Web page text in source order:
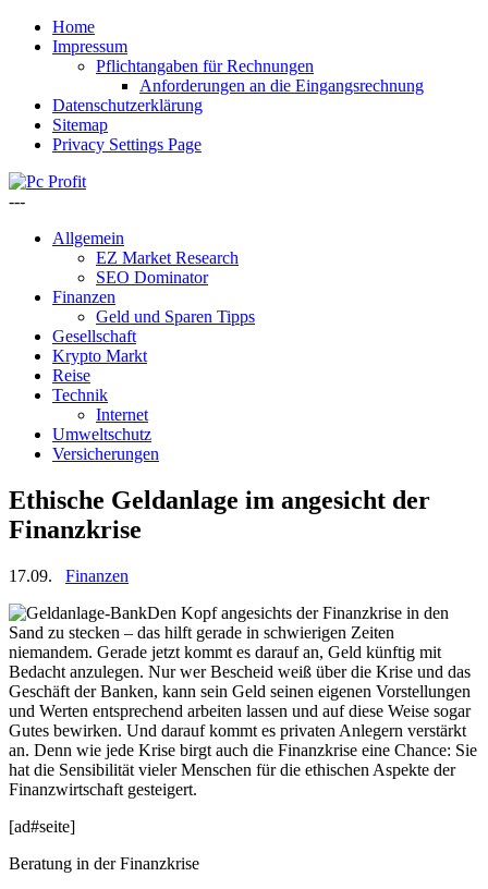
Home
Impressum
Pflichtangaben für Rechnungen
Anforderungen an die Eingangsrechnung
Datenschutzerklärung
Sitemap
Privacy Settings Page
---
Allgemein
EZ Market Research
SEO Dominator
Finanzen
Geld und Sparen Tipps
Gesellschaft
Krypto Markt
Reise
Technik
Internet
Umweltschutz
Versicherungen
Ethische Geldanlage im angesicht der
Finanzkrise
17.09.
Finanzen
Den Kopf angesichts der Finanzkrise in den
Sand zu stecken – das hilft gerade in schwierigen Zeiten
niemandem. Gerade jetzt kommt es darauf an, Geld künftig mit
Bedacht anzulegen. Nur wer Bescheid weiß über die Krise und das
Geschäft der Banken, kann sein Geld seinen eigenen Vorstellungen
und Werten entsprechend arbeiten lassen und auf diese Weise sogar
Gutes bewirken. Und darauf kommt es privaten Anlegern verstärkt
an. Denn wie jede Krise birgt auch die Finanzkrise eine Chance: Sie
hat die Sensibilität vieler Menschen für die ethischen Aspekte der
Finanzwirtschaft gesteigert.
[ad#seite]
Beratung in der Finanzkrise